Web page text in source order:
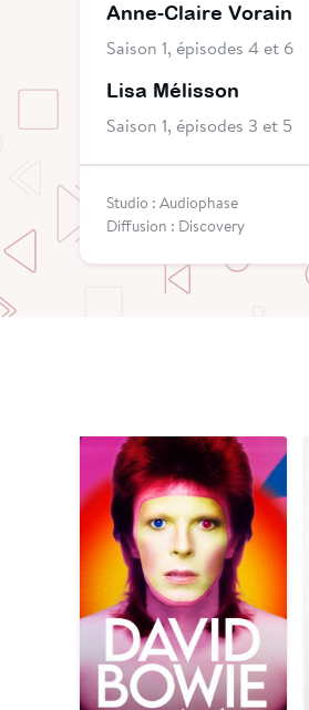
Anne-Claire Vorain
Saison 1, épisodes 4 et 6
Lisa Mélisson
Saison 1, épisodes 3 et 5
Studio : Audiophase
Diffusion : Discovery